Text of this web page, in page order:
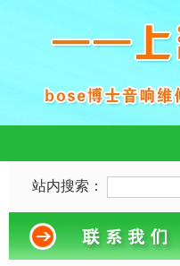
站内搜索：